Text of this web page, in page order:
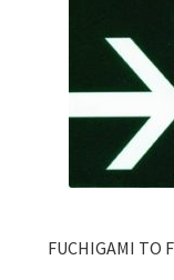
FUCHIGAMI TO